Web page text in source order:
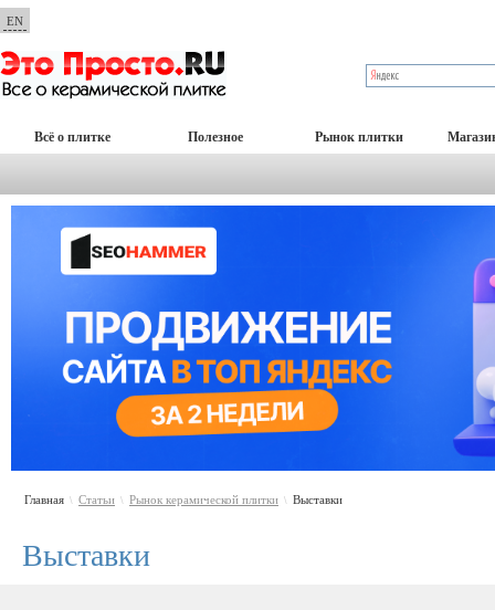
EN
Всё о плитке Полезное Рынок плитки
Главная \ Статьи \ Рынок керамической плитки \ Выставки
Выставки